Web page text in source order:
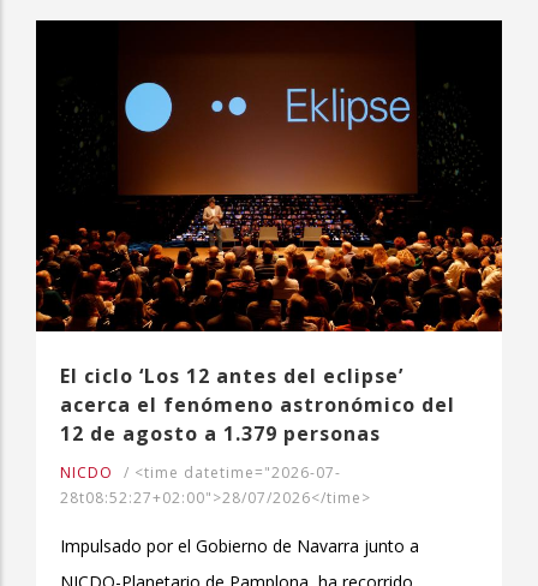
El ciclo ‘Los 12 antes del eclipse’
acerca el fenómeno astronómico del
12 de agosto a 1.379 personas
NICDO / <time datetime="2026-07-
28t08:52:27+02:00">28/07/2026</time>
Impulsado por el Gobierno de Navarra junto a